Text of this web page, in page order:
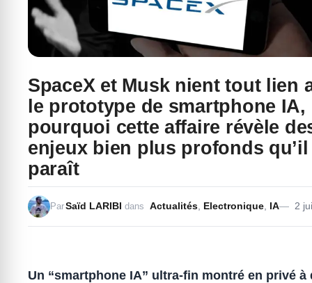
SpaceX et Musk nient tout lien
le prototype de smartphone IA,
pourquoi cette affaire révèle
enjeux bien plus profonds qu’il
paraît
2
ParSaïd LARIBI dans Actualités, Electronique, IA
Un “smartphone IA” ultra-fin montré en privé à